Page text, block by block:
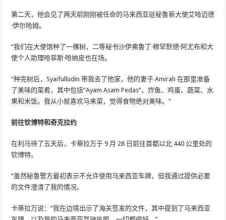
第二天，他会见了两天前刚刚被任命的马来西亚驻秘鲁新大使艾哈迈德
·伊尔哈姆。
“我们在大使馆种了一棵树，二等秘书沙伊弗鲁丁·穆罕默德·阿尤布和大
使个人助理哈菲斯·哈纳皮也在场。
“种完树后，Syaifulludin 带我去了他家，他的妻子 Amirah 在那里准备
了美味的菜肴，其中包括“Ayam Asam Pedas”、炸鱼、鸡蛋、蔬菜、水
果和米饭。我从小就喜欢马来菜，觉得食物绝对美味。”
前往钦博特和奇克拉约
在利马待了五天后，卡蒂拉万于 9 月 28 日前往首都以北 440 公里处的
钦博特。
“虽然秘鲁警方最初表示不允许使用马来西亚车牌，但我通过提供必要
的文件澄清了我的情况。
卡蒂拉万说：“我在边境出示了海关签发的文件，其中提到了马来西亚